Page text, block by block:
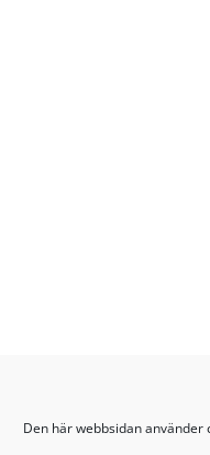
Den här webbsidan